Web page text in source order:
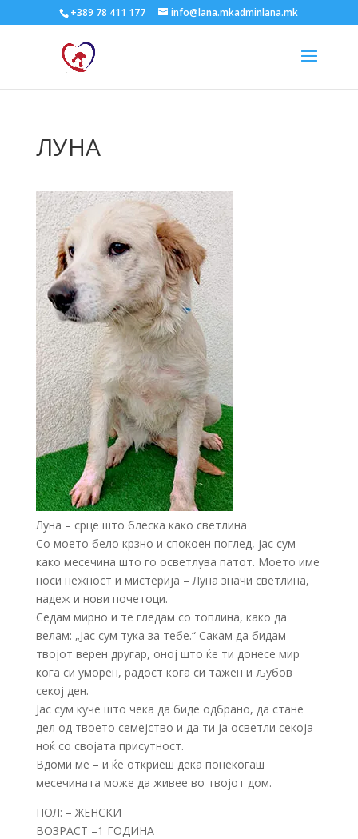
+389 78 411 177 info@lana.mkadminlana.mk
ЛУНА
Луна – срце што блеска како светлина
Со моето бело крзно и спокоен поглед, јас сум
како месечина што го осветлува патот. Моето име
носи нежност и мистерија – Луна значи светлина,
надеж и нови почетоци.
Седам мирно и те гледам со топлина, како да
велам: „Јас сум тука за тебе.“ Сакам да бидам
твојот верен другар, оној што ќе ти донесе мир
кога си уморен, радост кога си тажен и љубов
секој ден.
Јас сум куче што чека да биде одбрано, да стане
дел од твоето семејство и да ти ја осветли секоја
ноќ со својата присутност.
Вдоми ме – и ќе откриеш дека понекогаш
месечината може да живее во твојот дом.
ПОЛ: – ЖЕНСКИ
ВОЗРАСТ –1 ГОДИНА